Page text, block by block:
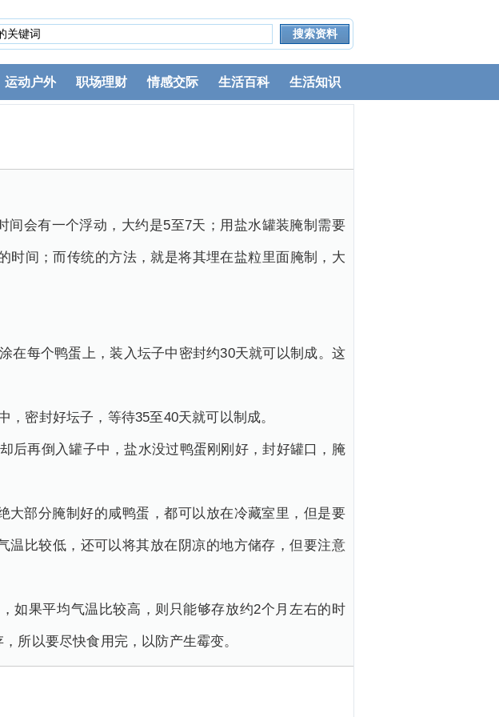
运动户外 职场理财 情感交际 生活百科 生活知识
会有一个浮动，大约是5至7天；用盐水罐装腌制需要
时间；而传统的方法，就是将其埋在盐粒里面腌制，大
在每个鸭蛋上，装入坛子中密封约30天就可以制成。这
密封好坛子，等待35至40天就可以制成。
后再倒入罐子中，盐水没过鸭蛋刚刚好，封好罐口，腌
大部分腌制好的咸鸭蛋，都可以放在冷藏室里，但是要
温比较低，还可以将其放在阴凉的地方储存，但要注意
如果平均气温比较高，则只能够存放约2个月左右的时
所以要尽快食用完，以防产生霉变。